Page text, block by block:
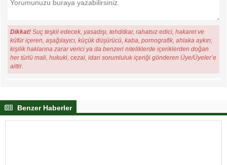
Dikkat! Suç teşkil edecek, yasadışı, tehditkar, rahatsız edici, hakaret ve
küfür içeren, aşağılayıcı, küçük düşürücü, kaba, pornografik, ahlaka aykırı,
kişilik haklarına zarar verici ya da benzeri niteliklerde içeriklerden doğan
her türlü mali, hukuki, cezai, idari sorumluluk içeriği gönderen Üye/Üyeler’e
aittir.
Benzer Haberler